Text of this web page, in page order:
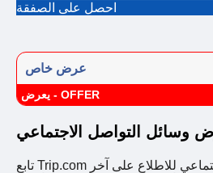
احصل على الصفقة
عرض خاص
يعرض - OFFER
وسائل التواصل الاجتماعي
تابع Trip.com على وسائل التواصل الاجتماعي للاطلاع على آخر